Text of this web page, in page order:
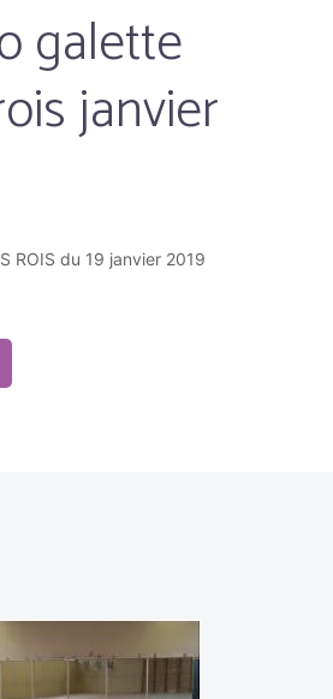
galette
janvier
ROIS du 19 janvier 2019